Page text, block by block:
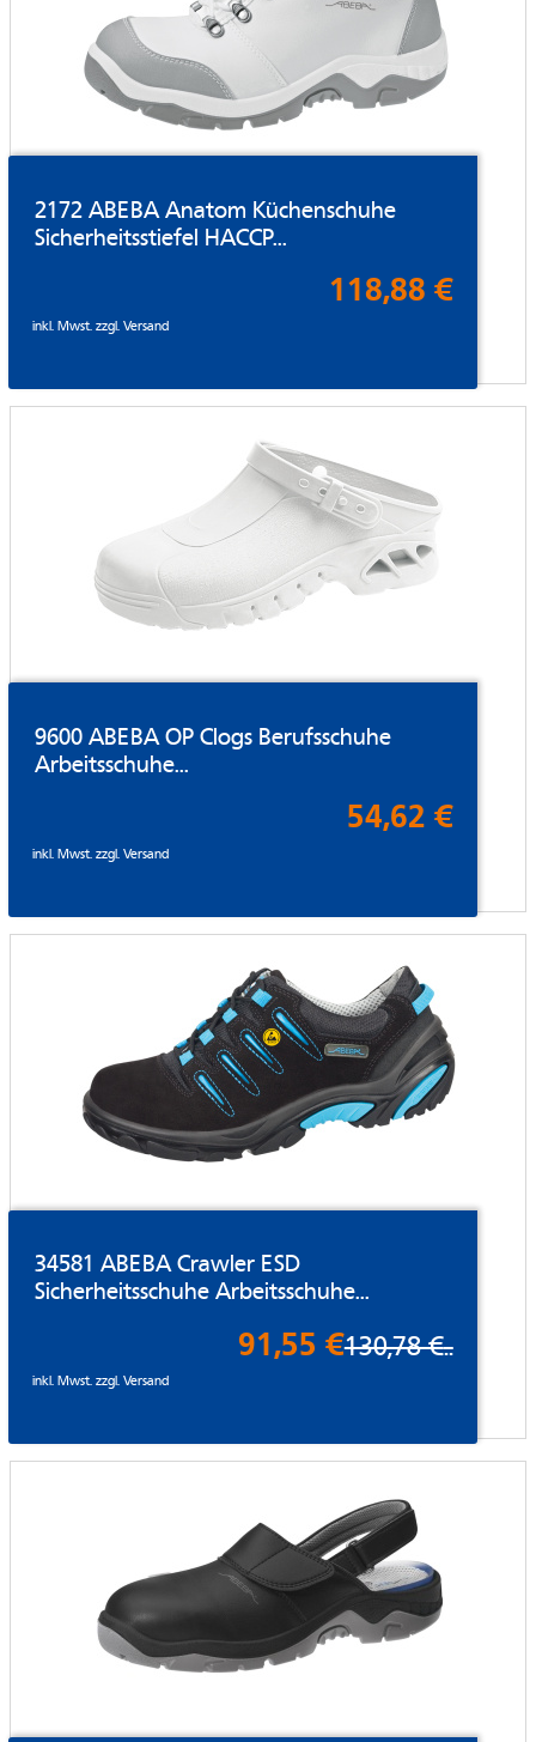
2172 ABEBA Anatom Küchenschuhe
Sicherheitsstiefel HACCP...
118,88 €
inkl. Mwst. zzgl.Versand
9600 ABEBA OP Clogs Berufsschuhe
Arbeitsschuhe...
54,62 €
inkl. Mwst. zzgl.Versand
34581 ABEBA Crawler ESD
Sicherheitsschuhe Arbeitsschuhe...
91,55 €130,78 €..
inkl. Mwst. zzgl.Versand